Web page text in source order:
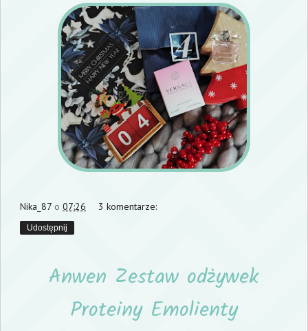
Nika_87 o 07:26 3 komentarze:
Udostępnij
Anwen Zestaw odżywek
Proteiny Emolienty